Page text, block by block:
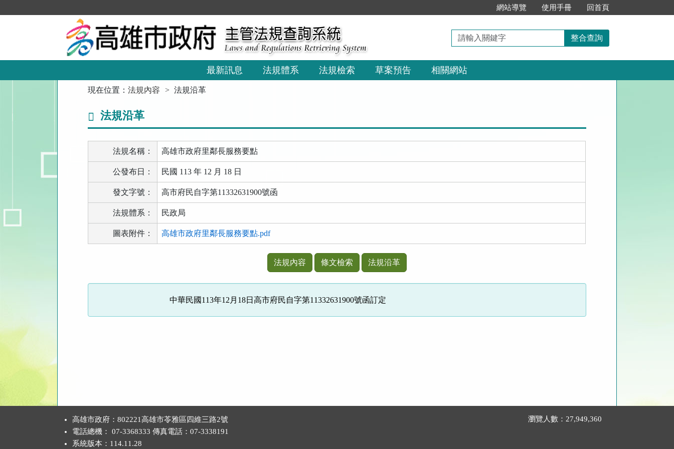
到
網站導覽 使用手冊 回首頁
請
輸
入
關
鍵
整合查詢
最新訊息 法規體系 法規檢索 草案預告 相關網站
現在位置：法規內容 法規沿革
法規沿革
法規名稱： 高雄市政府里鄰長服務要點
公發布日： 民國 113 年 12 月 18 日
發文字號： 高市府民自字第11332631900號函
法規體系： 民政局
圖表附件： 高雄市政府里鄰長服務要點.pdf
功
鈕
法規內容 條文檢索 法規沿革
中華民國113年12月18日高市府民自字第11332631900號函訂定
高雄市政府：802221高雄市苓雅區四維三路2號
電話總機： 07-3368333 傳真電話：07-3338191
系統版本： 114.11.28
瀏覽人數：27,949,360